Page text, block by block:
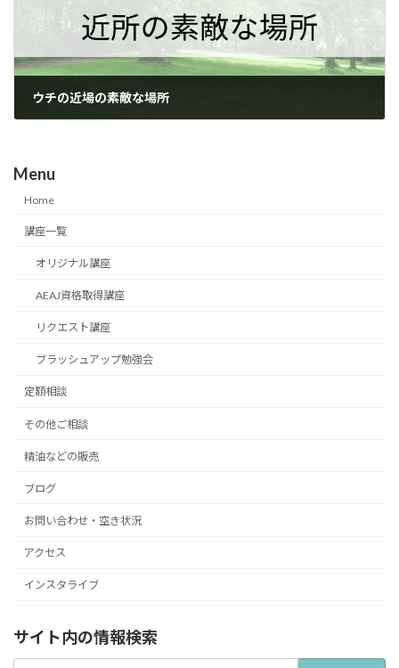
ウチの近場の素敵な場所
Menu
Home
講座一覧
オリジナル講座
AEAJ資格取得講座
リクエスト講座
ブラッシュアップ勉強会
定額相談
その他ご相談
精油などの販売
ブログ
お問い合わせ・空き状況
アクセス
インスタライブ
サイト内の情報検索